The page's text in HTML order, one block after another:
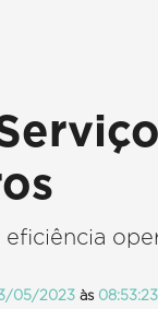
05/2023às 08:53:23